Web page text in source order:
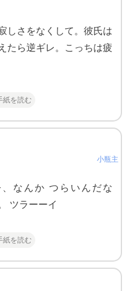
しさをなくして。彼氏は
たら逆ギレ。こっちは疲
紙を読む
小瓶主
なんか つらいんだな
ツラーーイ
紙を読む